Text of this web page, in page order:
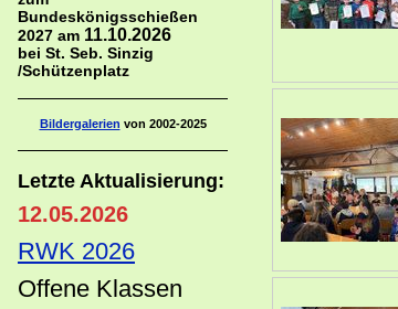
Bundeskönigsschießen
2027 am 11.10.2026
bei St. Seb. Sinzig
/Schützenplatz
Bildergalerien von 2002-2025
Letzte Aktualisierung:
12.05.2026
RWK 2026
Offene Klassen